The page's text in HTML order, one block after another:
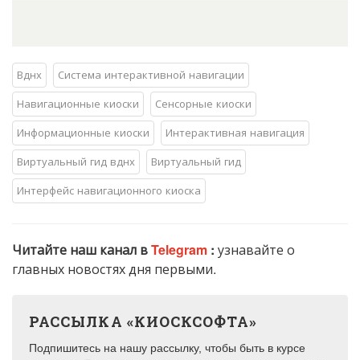
Вднх
Система интерактивной навигации
Навигационные киоски
Сенсорные киоски
Информационные киоски
Интерактивная навигация
Виртуальный гид вднх
Виртуальный гид
Интерфейс навигационного киоска
Читайте наш канал вTelegram : узнавайте о
главных новостях дня первыми.
РАССЫЛКА «КИОСКСОФТА»
Подпишитесь на нашу рассылку, чтобы быть в курсе